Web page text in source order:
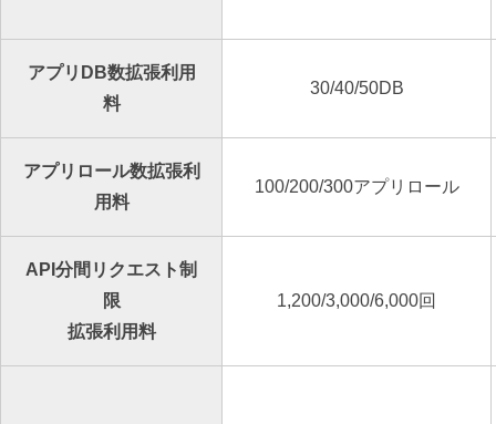
アプリDB数拡張利⽤
料
30/40/50DB
アプリロール数拡張利
⽤料
100/200/300アプリロール
API分間リクエスト制
限
拡張利⽤料
1,200/3,000/6,000回